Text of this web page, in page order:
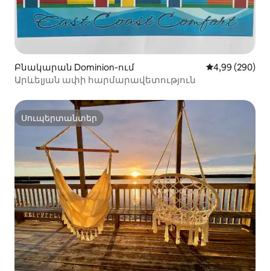
Բնակարան Dominion-ում Միջին
4,99 (290)
Արևելյան ափի հարմարավետություն
Սուպերտանտեր
Սուպերտանտեր